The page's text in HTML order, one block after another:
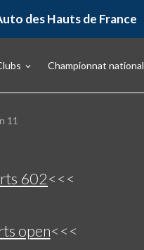
des Hauts de France
Championnat national
11
602<<<
open<<<